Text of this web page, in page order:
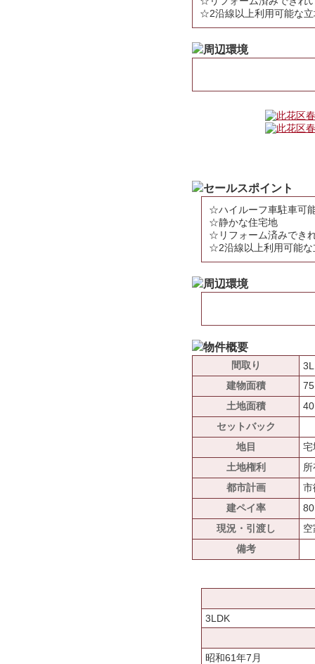
☆2沿線以上利用可能な
☆ハイルーフ車駐車可
☆静かな住宅地
☆リフォーム済みでき
☆2沿線以上利用可能な
間取り
建物面積
土地面積
セットバック
地目
宅
土地権利
都市計画
市
建ペイ率
現況・引渡し
備考
3LDK
昭和61年7月